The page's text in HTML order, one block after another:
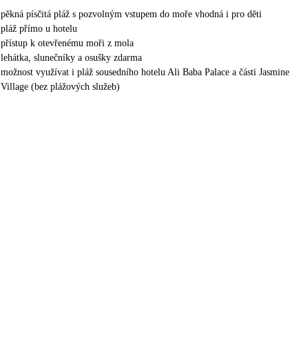
pěkná písčitá pláž s pozvolným vstupem do moře vhodná i pro děti
pláž přímo u hotelu
přístup k otevřenému moři z mola
lehátka, slunečníky a osušky zdarma
možnost využívat i pláž sousedního hotelu Ali Baba Palace a části Jasmine
Village (bez plážových služeb)